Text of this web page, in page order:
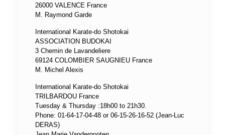
26000 VALENCE France
M. Raymond Garde
International Karate-do Shotokai
ASSOCIATION BUDOKAI
3 Chemin de Lavandeliere
69124 COLOMBIER SAUGNIEU France
M. Michel Alexis
International Karate-do Shotokai
TRILBARDOU France
Tuesday & Thursday :18h00 to 21h30.
Phone: 01-64-17-04-48 or 06-15-26-16-52 (Jean-Luc
DERAS)